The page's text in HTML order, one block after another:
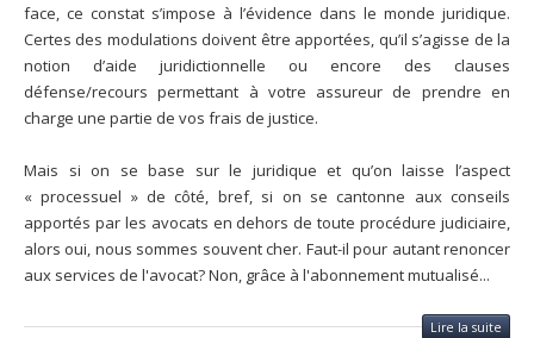
face, ce constat s’impose à l’évidence dans le monde juridique.
Certes des modulations doivent être apportées, qu’il s’agisse de la
notion d’aide juridictionnelle ou encore des clauses
défense/recours permettant à votre assureur de prendre en
charge une partie de vos frais de justice.
Mais si on se base sur le juridique et qu’on laisse l’aspect
« processuel » de côté, bref, si on se cantonne aux conseils
apportés par les avocats en dehors de toute procédure judiciaire,
alors oui, nous sommes souvent cher. Faut-il pour autant renoncer
aux services de l'avocat? Non, grâce à l'abonnement mutualisé...
Lire la suite